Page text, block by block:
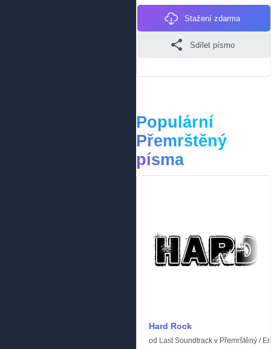
Stažení zdarma
Sdílet písmo
Populární
Přemrštěný
písma
Hard Rock
od Last Soundtrack v Přemrštěný /